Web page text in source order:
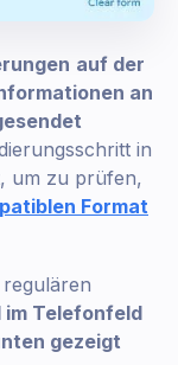
auf der
an
in
um zu prüfen,
Format
im Telefonfeld
gezeigt